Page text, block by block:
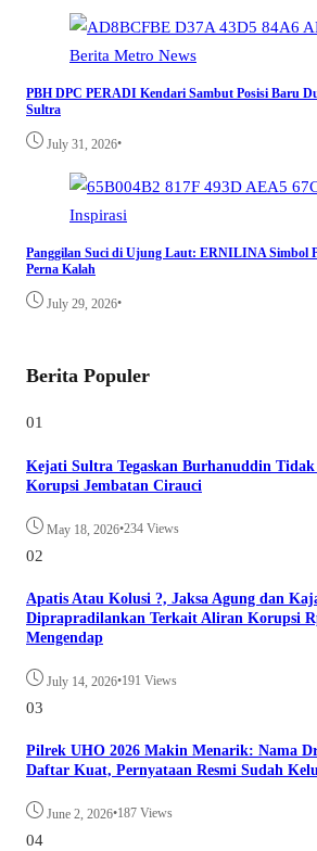
Berita Metro News
PBH DPC PERADI Kendari Sambut Posisi Baru
Sultra
July 31, 2026•
Inspirasi
Panggilan Suci di Ujung Laut: ERNILINA Simbol
Perna Kalah
July 29, 2026•
Berita Populer
01
Kejati Sultra Tegaskan Burhanuddin
Korupsi Jembatan Cirauci
May 18, 2026•234 Views
02
Apatis Atau Kolusi ?, Jaksa Agung dan
Diprapradilankan Terkait Aliran Korupsi
Mengendap
July 14, 2026•191 Views
03
Pilrek UHO 2026 Makin Menarik: Nama
Daftar Kuat, Pernyataan Resmi Sudah
June 2, 2026•187 Views
04